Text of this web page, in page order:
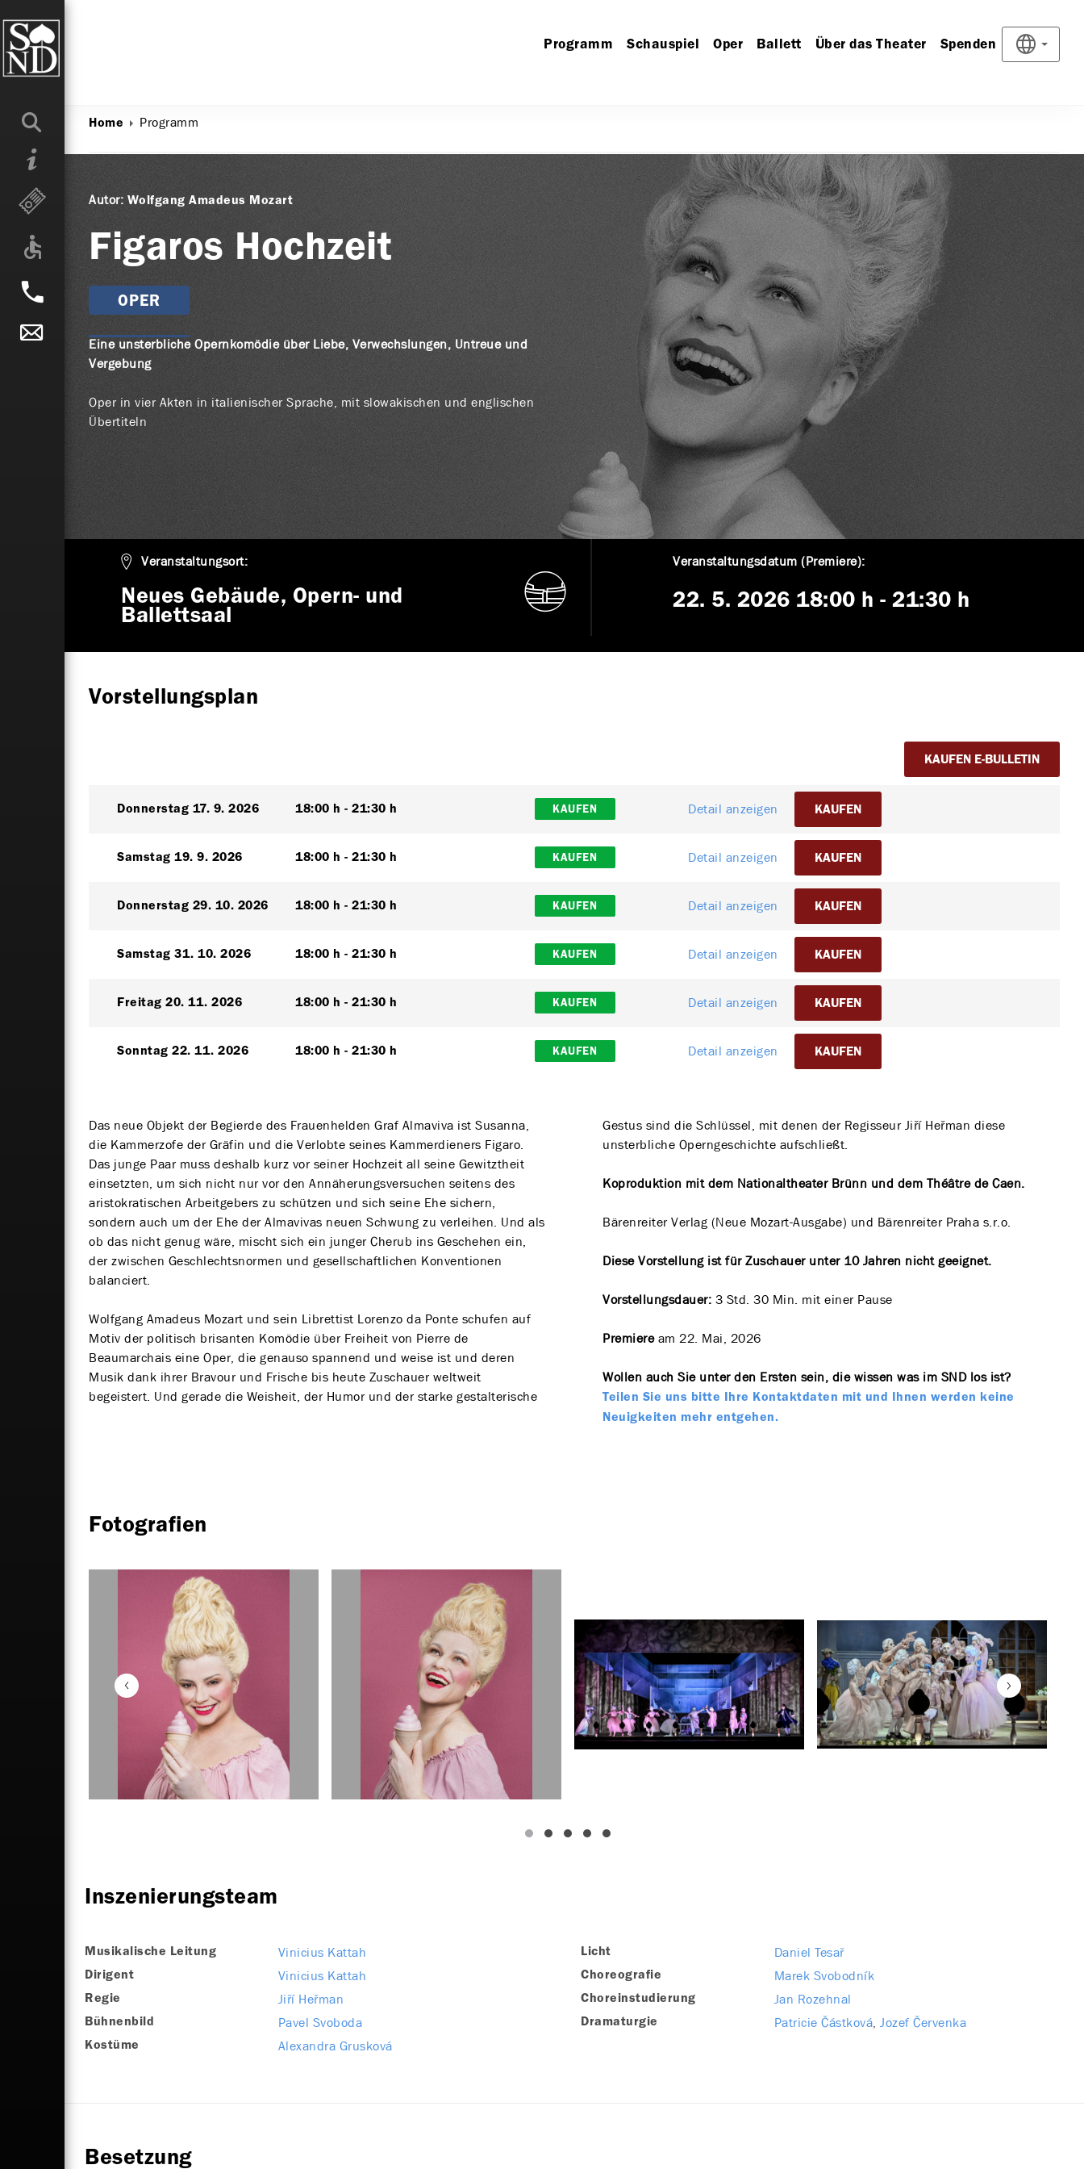
Programm Schauspiel Oper Ballett Über das Theater Spenden
Home Programm
Autor: Wolfgang Amadeus Mozart
Figaros Hochzeit
OPER
Eine unsterbliche Opernkomödie über Liebe, Verwechslungen, Untreue und
Vergebung
Oper in vier Akten in italienischer Sprache, mit slowakischen und englischen
Übertiteln
Veranstaltungsort:
Neues Gebäude, Opern- und
Ballettsaal
Veranstaltungsdatum (Premiere):
22. 5. 2026 18:00 h - 21:30 h
Vorstellungsplan
KAUFEN E-BULLETIN
Donnerstag 17. 9. 2026 18:00 h 21:30 h KAUFEN Detail anzeigen KAUFEN
Samstag 19. 9. 2026 18:00 h 21:30 h KAUFEN Detail anzeigen KAUFEN
Donnerstag 29. 10. 2026 18:00 h 21:30 h KAUFEN Detail anzeigen KAUFEN
Samstag 31. 10. 2026 18:00 h 21:30 h KAUFEN Detail anzeigen KAUFEN
Freitag 20. 11. 2026 18:00 h 21:30 h KAUFEN Detail anzeigen KAUFEN
Sonntag 22. 11. 2026 18:00 h 21:30 h KAUFEN Detail anzeigen KAUFEN
Das neue Objekt der Begierde des Frauenhelden Graf Almaviva ist Susanna,
die Kammerzofe der Gräfin und die Verlobte seines Kammerdieners Figaro.
Das junge Paar muss deshalb kurz vor seiner Hochzeit all seine Gewitztheit
einsetzten, um sich nicht nur vor den Annäherungsversuchen seitens des
aristokratischen Arbeitgebers zu schützen und sich seine Ehe sichern,
sondern auch um der Ehe der Almavivas neuen Schwung zu verleihen. Und als
ob das nicht genug wäre, mischt sich ein junger Cherub ins Geschehen ein,
der zwischen Geschlechtsnormen und gesellschaftlichen Konventionen
balanciert.
Wolfgang Amadeus Mozart und sein Librettist Lorenzo da Ponte schufen auf
Motiv der politisch brisanten Komödie über Freiheit von Pierre de
Beaumarchais eine Oper, die genauso spannend und weise ist und deren
Musik dank ihrer Bravour und Frische bis heute Zuschauer weltweit
begeistert. Und gerade die Weisheit, der Humor und der starke gestalterische
Gestus sind die Schlüssel, mit denen der Regisseur Jiří Heřman diese
unsterbliche Operngeschichte aufschließt.
Koproduktion mit dem Nationaltheater Brünn und dem Théâtre de Caen.
Bärenreiter Verlag (Neue Mozart-Ausgabe) und Bärenreiter Praha s.r.o.
Diese Vorstellung ist für Zuschauer unter 10 Jahren nicht geeignet.
Vorstellungsdauer: 3 Std. 30 Min. mit einer Pause
Premieream 22. Mai, 2026
Wollen auch Sie unter den Ersten sein, die wissen was im SND los ist?
Teilen Sie uns bitte Ihre Kontaktdaten mit und Ihnen werden keine
Neuigkeiten mehr entgehen.
Fotografien
Inszenierungsteam
Musikalische Leitung Vinicius Kattah
Dirigent Vinicius Kattah
Regie Jiří Heřman
Bühnenbild Pavel Svoboda
Kostüme Alexandra Grusková
Licht Daniel Tesař
Choreografie Marek Svobodník
Choreinstudierung Jan Rozehnal
Dramaturgie Patricie Částková Jozef Červenka
Besetzung